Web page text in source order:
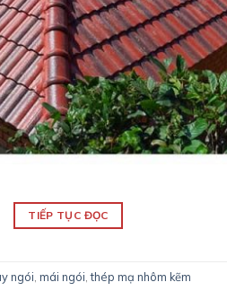
TIẾP TỤC ĐỌC
ngói mái ngói ,thép mạ nhôm kẽm